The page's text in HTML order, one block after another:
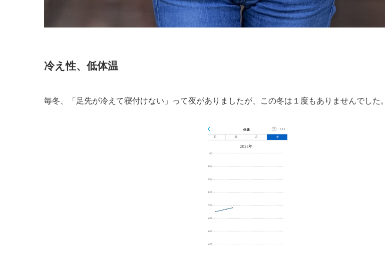
冷え性、低体温
毎冬、「足先が冷えて寝付けない」って夜がありましたが、この冬は１度もありませんでした。